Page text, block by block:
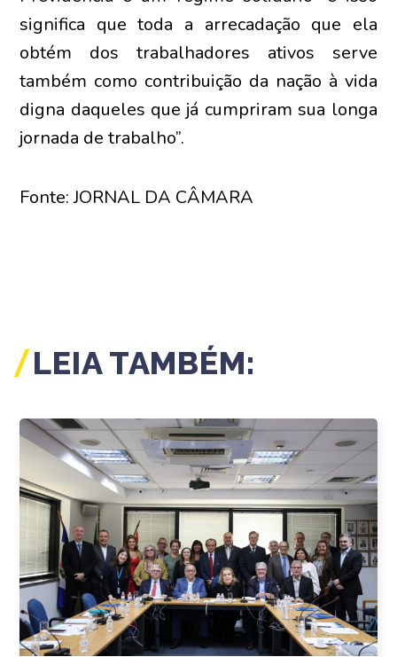
significa que toda a arrecadação que ela
obtém dos trabalhadores ativos serve
também como contribuição da nação à vida
digna daqueles que já cumpriram sua longa
jornada de trabalho”.
Fonte: JORNAL DA CÂMARA
LEIA TAMBÉM: